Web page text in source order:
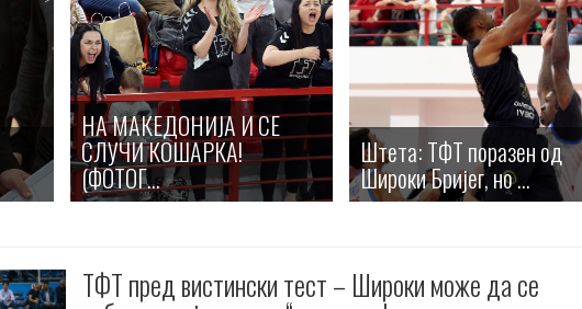
НА МАКЕДОНИЈА И СЕ
СЛУЧИ КОШАРКА!
(ФОТОГ...
Штета: ТФТ поразен од
Широки Бријег, но ...
ТФТ пред вистински тест – Широки може да се